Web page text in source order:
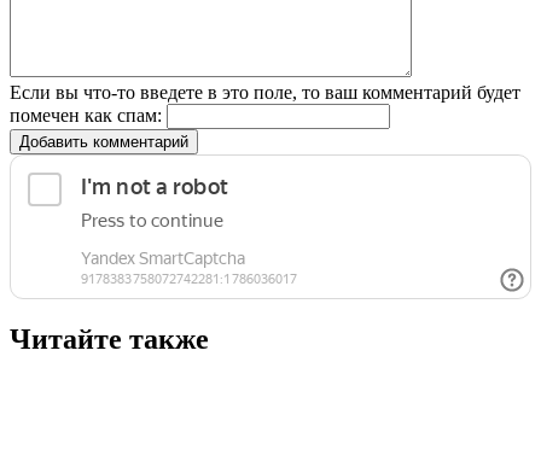
Если вы что-то введете в это поле, то ваш комментарий будет
помечен как спам:
Добавить комментарий
Читайте также